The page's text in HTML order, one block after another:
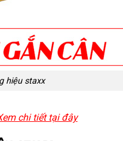
hiệu staxx
chi tiết tại đây